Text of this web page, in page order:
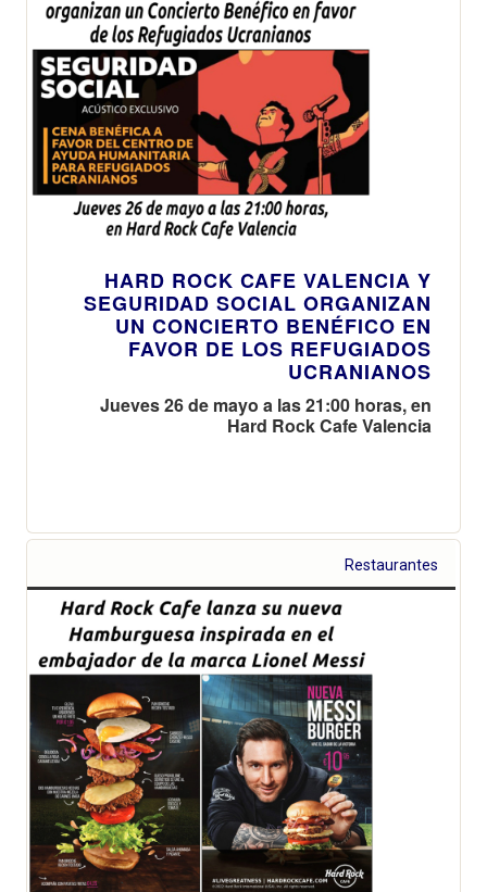
HARD ROCK CAFE VALENCIA Y
SEGURIDAD SOCIAL ORGANIZAN
UN CONCIERTO BENÉFICO EN
FAVOR DE LOS REFUGIADOS
UCRANIANOS
Jueves 26 de mayo a las 21:00 horas, en
Hard Rock Cafe Valencia
Restaurantes